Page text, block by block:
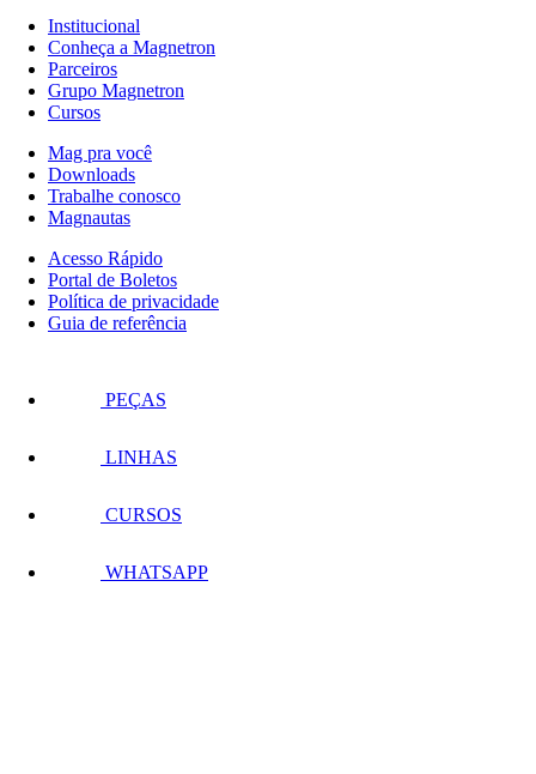
Institucional
Conheça a Magnetron
Parceiros
Grupo Magnetron
Cursos
Mag pra você
Downloads
Trabalhe conosco
Magnautas
Acesso Rápido
Portal de Boletos
Política de privacidade
Guia de referência
PEÇAS
LINHAS
CURSOS
WHATSAPP